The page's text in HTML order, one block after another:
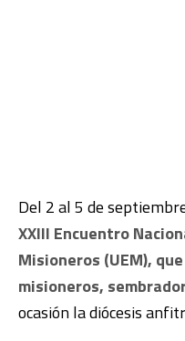
Del 2 al 5 de
XXIII Encuentro
Misioneros (UEM),
misioneros,
ocasión la diócesis